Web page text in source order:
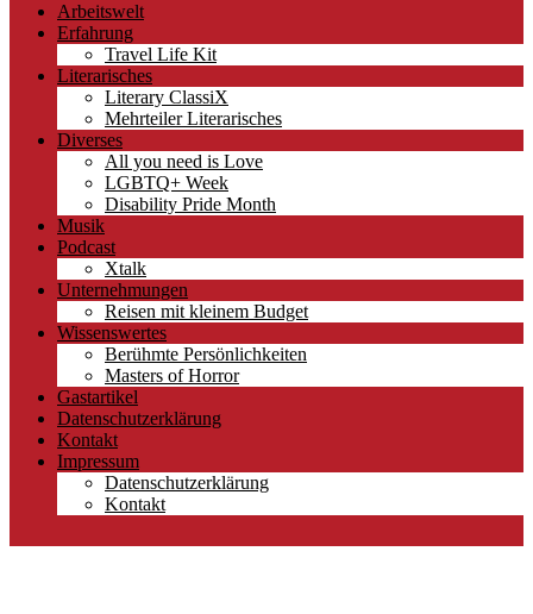
Arbeitswelt
Erfahrung
Travel Life Kit
Literarisches
Literary ClassiX
Mehrteiler Literarisches
Diverses
All you need is Love
LGBTQ+ Week
Disability Pride Month
Musik
Podcast
Xtalk
Unternehmungen
Reisen mit kleinem Budget
Wissenswertes
Berühmte Persönlichkeiten
Masters of Horror
Gastartikel
Datenschutzerklärung
Kontakt
Impressum
Datenschutzerklärung
Kontakt